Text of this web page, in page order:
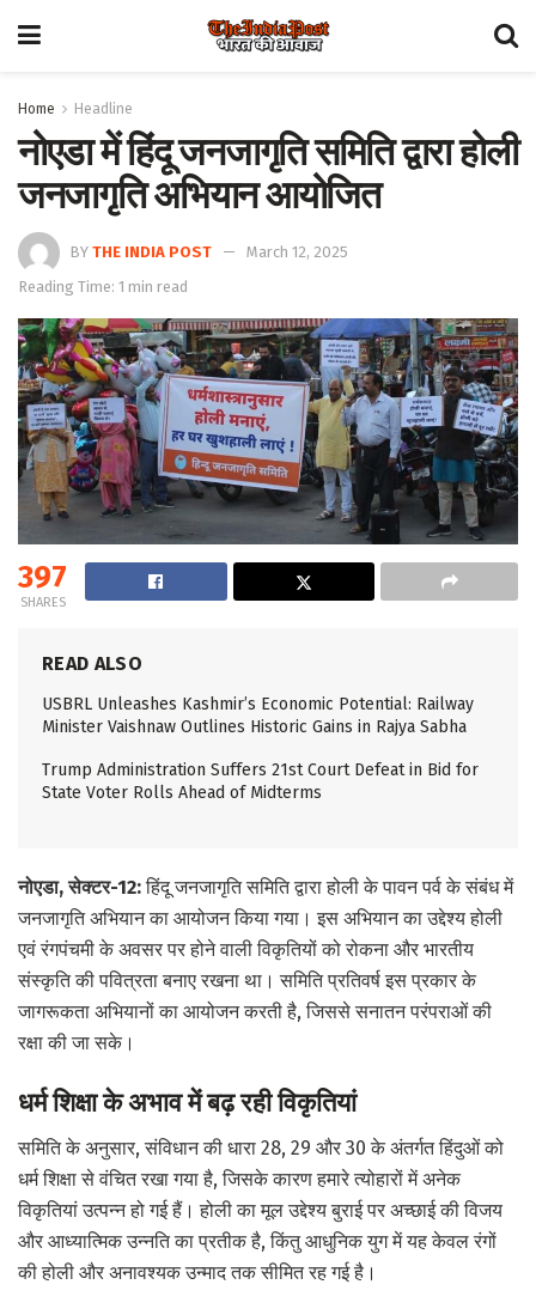
Home Headline
नोएडा में हिंदू जनजागृति समिति द्वारा होली
जनजागृति अभियान आयोजित
BY THE INDIA POST
March 12, 2025
Reading Time: 1 min read
397
SHARES
READ ALSO
USBRL Unleashes Kashmir’s Economic Potential: Railway
Minister Vaishnaw Outlines Historic Gains in Rajya Sabha
Trump Administration Suffers 21st Court Defeat in Bid for
State Voter Rolls Ahead of Midterms
नोएडा, सेक्टर-12:हिंदू जनजागृति समिति द्वारा होली के पावन पर्व के संबंध में
जनजागृति अभियान का आयोजन किया गया। इस अभियान का उद्देश्य होली
एवं रंगपंचमी के अवसर पर होने वाली विकृतियों को रोकना और भारतीय
संस्कृति की पवित्रता बनाए रखना था। समिति प्रतिवर्ष इस प्रकार के
जागरूकता अभियानों का आयोजन करती है, जिससे सनातन परंपराओं की
रक्षा की जा सके।
धर्म शिक्षा के अभाव में बढ़ रही विकृतियां
समिति के अनुसार, संविधान की धारा 28, 29 और 30 के अंतर्गत हिंदुओं को
धर्म शिक्षा से वंचित रखा गया है, जिसके कारण हमारे त्योहारों में अनेक
विकृतियां उत्पन्न हो गई हैं। होली का मूल उद्देश्य बुराई पर अच्छाई की विजय
और आध्यात्मिक उन्नति का प्रतीक है, किंतु आधुनिक युग में यह केवल रंगों
की होली और अनावश्यक उन्माद तक सीमित रह गई है।